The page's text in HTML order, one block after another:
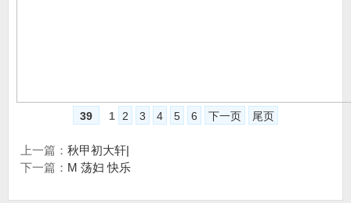
39 1 2 3 4 5 6 下一页 尾页
上一篇： 秋甲初大轩|
下一篇： M 荡妇 快乐